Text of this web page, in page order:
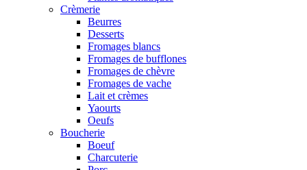
Crèmerie
Beurres
Desserts
Fromages blancs
Fromages de bufflones
Fromages de chèvre
Fromages de vache
Lait et crèmes
Yaourts
Oeufs
Boucherie
Boeuf
Charcuterie